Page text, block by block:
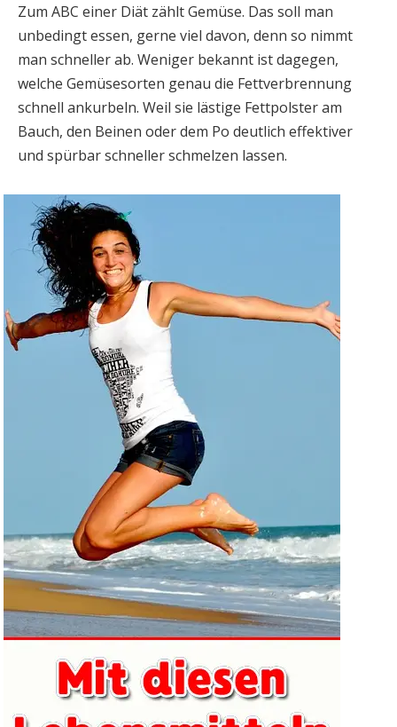
Zum ABC einer Diät zählt Gemüse. Das soll man
unbedingt essen, gerne viel davon, denn so nimmt
man schneller ab. Weniger bekannt ist dagegen,
welche Gemüsesorten genau die Fettverbrennung
schnell ankurbeln. Weil sie lästige Fettpolster am
Bauch, den Beinen oder dem Po deutlich effektiver
und spürbar schneller schmelzen lassen.